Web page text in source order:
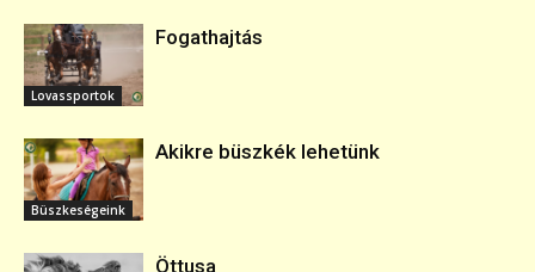
Lovassportok
Fogathajtás
Büszkeségeink
Akikre büszkék lehetünk
Öttusa